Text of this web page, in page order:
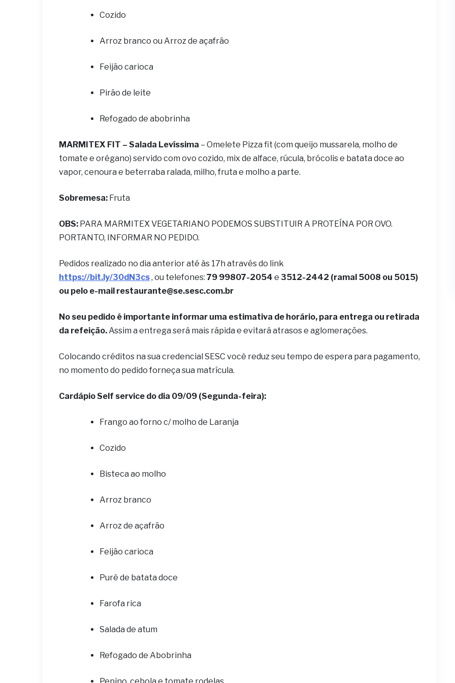
Cozido
Arroz branco ou Arroz de açafrão
Feijão carioca
Pirão de leite
Refogado de abobrinha
MARMITEX FIT – Salada Levíssima – Omelete Pizza fit (com queijo mussarela, molho de
tomate e orégano) servido com ovo cozido, mix de alface, rúcula, brócolis e batata doce ao
vapor, cenoura e beterraba ralada, milho, fruta e molho a parte.
Sobremesa: Fruta
OBS: PARA MARMITEX VEGETARIANO PODEMOS SUBSTITUIR A PROTEÍNA POR OVO.
PORTANTO, INFORMAR NO PEDIDO.
Pedidos realizado no dia anterior até às 17h através do link
https://bit.ly/30dN3cs, ou telefones: 79 99807-2054 e 3512-2442 (ramal 5008 ou 5015)
ou pelo e-mail restaurante@se.sesc.com.br
No seu pedido é importante informar uma estimativa de horário, para entrega ou retirada
da refeição.Assim a entrega será mais rápida e evitará atrasos e aglomerações.
Colocando créditos na sua credencial SESC você reduz seu tempo de espera para pagamento,
no momento do pedido forneça sua matrícula.
Cardápio Self service do dia 09/09 (Segunda-feira):
Frango ao forno c/ molho de Laranja
Cozido
Bisteca ao molho
Arroz branco
Arroz de açafrão
Feijão carioca
Purê de batata doce
Farofa rica
Salada de atum
Refogado de Abobrinha